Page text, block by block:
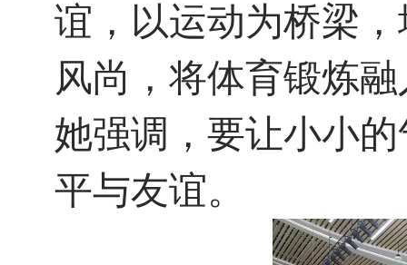
谊，以运动为桥梁
风尚，将体育锻炼
她强调，要让小小
平与友谊。